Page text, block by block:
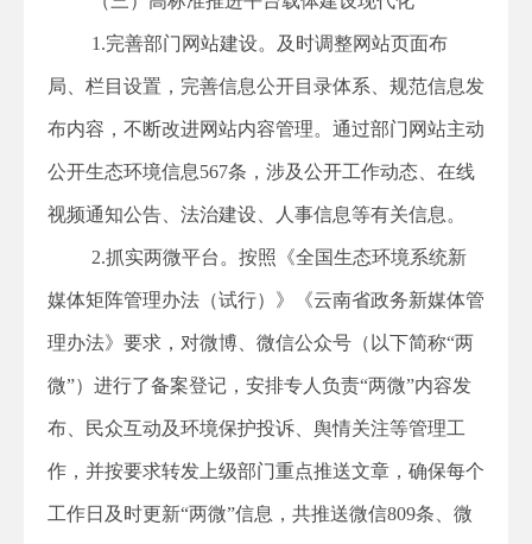
1.完善部门网站建设。及时调整网站页面布
局、栏目设置，完善信息公开目录体系、规范信息发
布内容，不断改进网站内容管理。通过部门网站主动
公开生态环境信息567条，涉及公开工作动态、在线
视频通知公告、法治建设、人事信息等有关信息。
2.抓实两微平台。按照《全国生态环境系统新
媒体矩阵管理办法（试行）》《云南省政务新媒体管
理办法》要求，对微博、微信公众号（以下简称“两
微”）进行了备案登记，安排专人负责“两微”内容发
布、民众互动及环境保护投诉、舆情关注等管理工
作，并按要求转发上级部门重点推送文章，确保每个
工作日及时更新“两微”信息，共推送微信809条、微